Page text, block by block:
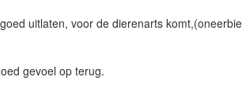
uitlaten, voor de dierenarts
gevoel op terug.